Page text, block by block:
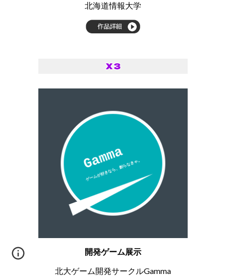
北海道情報大学
開発ゲーム展示
北大ゲーム開発サークルGamma